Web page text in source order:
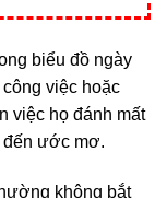
biểu đồ ngày
việc hoặc
việc họ đánh mất
đến ước mơ.
không bắt